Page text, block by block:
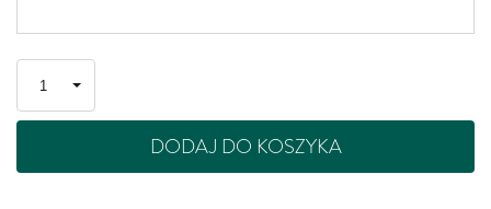
DODAJ DO KOSZYKA